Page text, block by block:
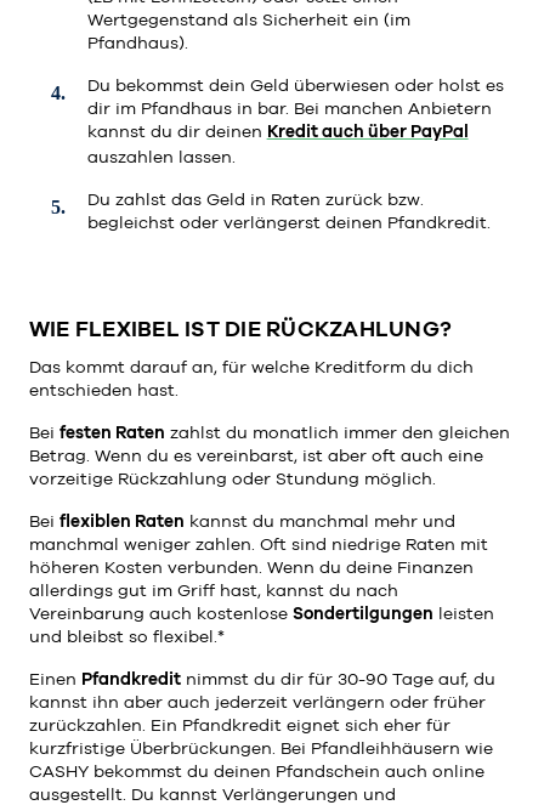
Wertgegenstand als Sicherheit ein (im
Pfandhaus).
Du bekommst dein Geld überwiesen oder holst es
dir im Pfandhaus in bar. Bei manchen Anbietern
kannst du dir deinen Kredit auch über PayPal
auszahlen lassen.
Du zahlst das Geld in Raten zurück bzw.
begleichst oder verlängerst deinen Pfandkredit.
WIE FLEXIBEL IST DIE RÜCKZAHLUNG?
Das kommt darauf an, für welche Kreditform du dich
entschieden hast.
Bei festen Raten zahlst du monatlich immer den gleichen
Betrag. Wenn du es vereinbarst, ist aber oft auch eine
vorzeitige Rückzahlung oder Stundung möglich.
Bei flexiblen Raten kannst du manchmal mehr und
manchmal weniger zahlen. Oft sind niedrige Raten mit
höheren Kosten verbunden. Wenn du deine Finanzen
allerdings gut im Griff hast, kannst du nach
Vereinbarung auch kostenlose Sondertilgungen leisten
und bleibst so flexibel.*
Einen Pfandkredit nimmst du dir für 30-90 Tage auf, du
kannst ihn aber auch jederzeit verlängern oder früher
zurückzahlen. Ein Pfandkredit eignet sich eher für
kurzfristige Überbrückungen. Bei Pfandleihhäusern wie
CASHY bekommst du deinen Pfandschein auch online
ausgestellt. Du kannst Verlängerungen und